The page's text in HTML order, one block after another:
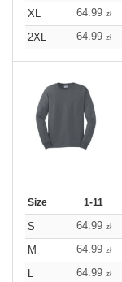
XL
64.99 zł
2XL
64.99 zł
Size 1-11
S 64.99 zł
M
64.99 zł
L
64.99 zł